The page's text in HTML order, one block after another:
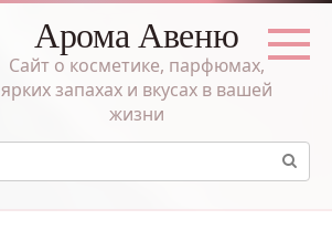
Арома Авеню
Сайт о косметике, парфюмах,
ярких запахах и вкусах в вашей
жизни